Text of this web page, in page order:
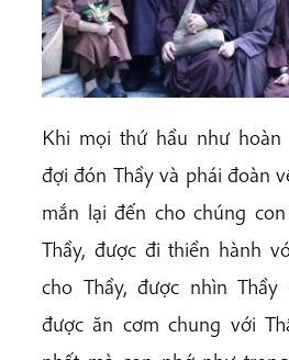
Khi mọi thứ hầu như
đợi đón Thầy và phái đoàn
mắn lại đến cho chúng
Thầy, được đi thiền hành
cho Thầy, được nhìn
được ăn cơm chung với